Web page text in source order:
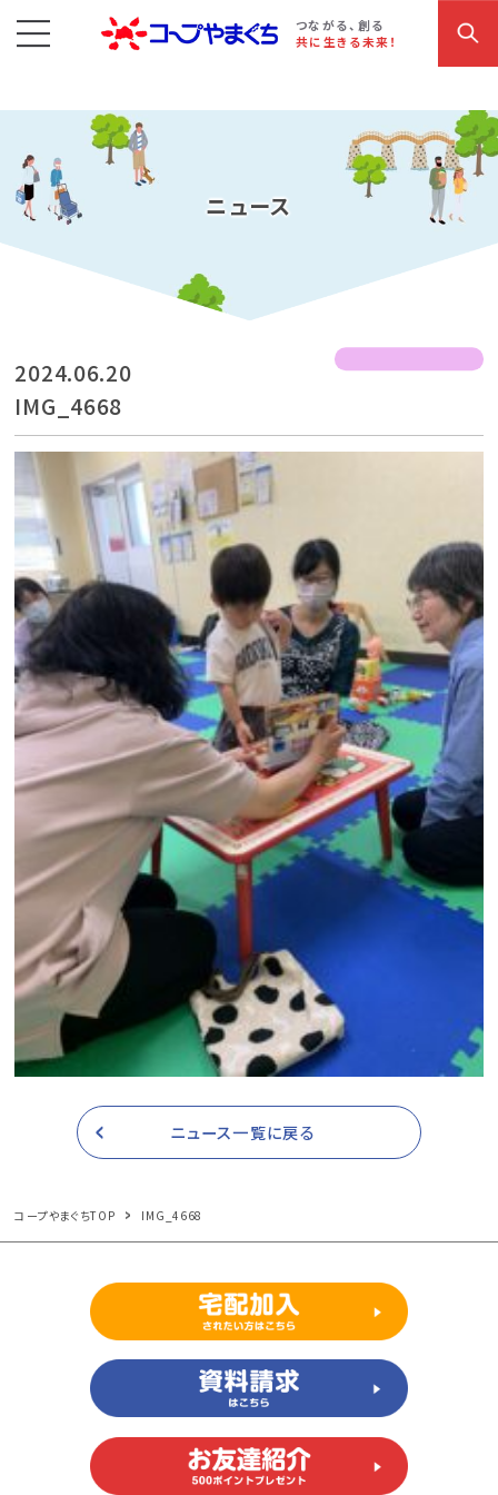
つながる、創る
共に生きる未来！
コープやまぐち お買い物・サービス こだわり商品 参加・イベント情報
ニュース
2024.06.20
IMG_4668
ニュース一覧に戻る
コープやまぐちTOP IMG_4668